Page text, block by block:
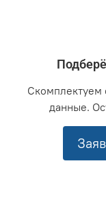
Скомплектуем
данные.